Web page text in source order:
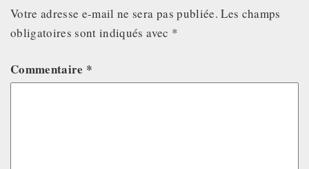
Votre adresse e-mail ne sera pas publiée. Les champs
obligatoires sont indiqués avec *
Commentaire *